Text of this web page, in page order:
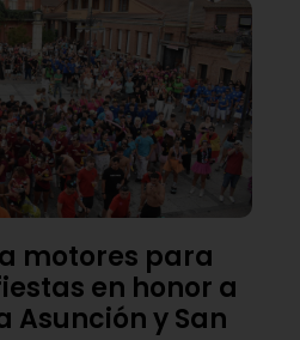
motores para
en honor a
Asunción y San